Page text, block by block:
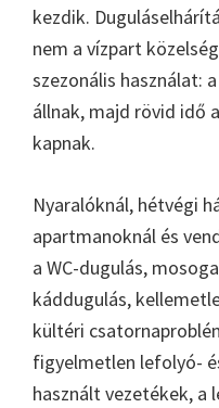
kezdik.
nem a vízpart
szezonális használat:
állnak, majd rövid idő
kapnak.
Nyaralóknál, hétvégi
apartmanoknál és
a WC-dugulás,
káddugulás,
kültéri
figyelmetlen lefolyó-
használt vezetékek, a